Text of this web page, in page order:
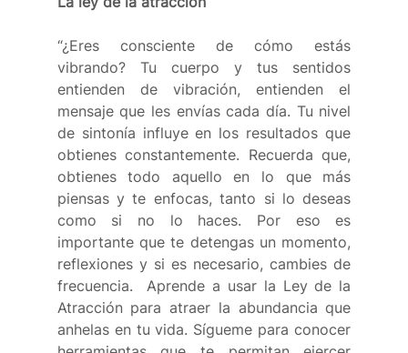
“¿Eres consciente de cómo estás
vibrando? Tu cuerpo y tus sentidos
entienden de vibración, entienden el
mensaje que les envías cada día. Tu nivel
de sintonía influye en los resultados que
obtienes constantemente. Recuerda que,
obtienes todo aquello en lo que más
piensas y te enfocas, tanto si lo deseas
como si no lo haces. Por eso es
importante que te detengas un momento,
reflexiones y si es necesario, cambies de
frecuencia.  Aprende a usar la Ley de la
Atracción para atraer la abundancia que
anhelas en tu vida. Sígueme para conocer